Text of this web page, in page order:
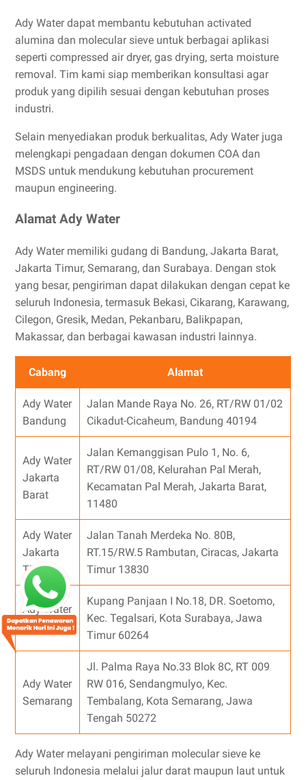
Ady Water dapat membantu kebutuhan activated
alumina dan molecular sieve untuk berbagai aplikasi
seperti compressed air dryer, gas drying, serta moisture
removal. Tim kami siap memberikan konsultasi agar
produk yang dipilih sesuai dengan kebutuhan proses
industri.
Selain menyediakan produk berkualitas, Ady Water juga
melengkapi pengadaan dengan dokumen COA dan
MSDS untuk mendukung kebutuhan procurement
maupun engineering.
Alamat Ady Water
Ady Water memiliki gudang di Bandung, Jakarta Barat,
Jakarta Timur, Semarang, dan Surabaya. Dengan stok
yang besar, pengiriman dapat dilakukan dengan cepat ke
seluruh Indonesia, termasuk Bekasi, Cikarang, Karawang,
Cilegon, Gresik, Medan, Pekanbaru, Balikpapan,
Makassar, dan berbagai kawasan industri lainnya.
Cabang Alamat
Ady Water
Bandung
Jalan Mande Raya No. 26, RT/RW 01/02
Cikadut-Cicaheum, Bandung 40194
Ady Water
Jakarta
Barat
Jalan Kemanggisan Pulo 1, No. 6,
RT/RW 01/08, Kelurahan Pal Merah,
Kecamatan Pal Merah, Jakarta Barat,
11480
Ady Water
Jakarta
Timur
Jalan Tanah Merdeka No. 80B,
RT.15/RW.5 Rambutan, Ciracas, Jakarta
Timur 13830
Ady Water
Surabaya
Kupang Panjaan I No.18, DR. Soetomo,
Kec. Tegalsari, Kota Surabaya, Jawa
Timur 60264
Ady Water
Semarang
Jl. Palma Raya No.33 Blok 8C, RT 009
RW 016, Sendangmulyo, Kec.
Tembalang, Kota Semarang, Jawa
Tengah 50272
Ady Water melayani pengiriman molecular sieve ke
seluruh Indonesia melalui jalur darat maupun laut untuk